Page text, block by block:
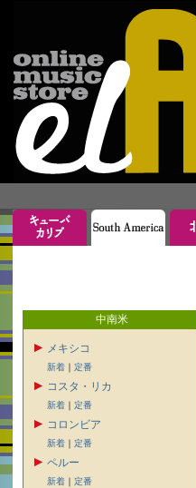
中南米
メキシコ
新着 ｜ 定番
コスタ・リカ
新着 ｜ 定番
コロンビア
新着 ｜ 定番
ペルー
新着 ｜ 定番